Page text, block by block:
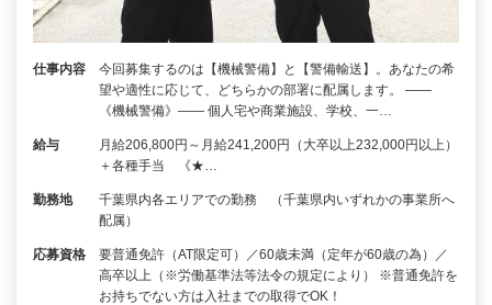
仕事内容
今回募集するのは【機械警備】と【警備輸送】。あなたの希
望や適性に応じて、どちらかの部署に配属します。 ――
《機械警備》―― 個人宅や商業施設、学校、一…
給与
月給206,800円～月給241,200円（大卒以上232,000円以上）
＋各種手当 《★…
勤務地
千葉県内各エリアでの勤務 （千葉県内いずれかの事業所へ
配属）
応募資格
要普通免許（AT限定可）／60歳未満（定年が60歳の為）／
高卒以上（※労働基準法等法令の規定により） ※普通免許を
お持ちでない方は入社までの取得でOK！